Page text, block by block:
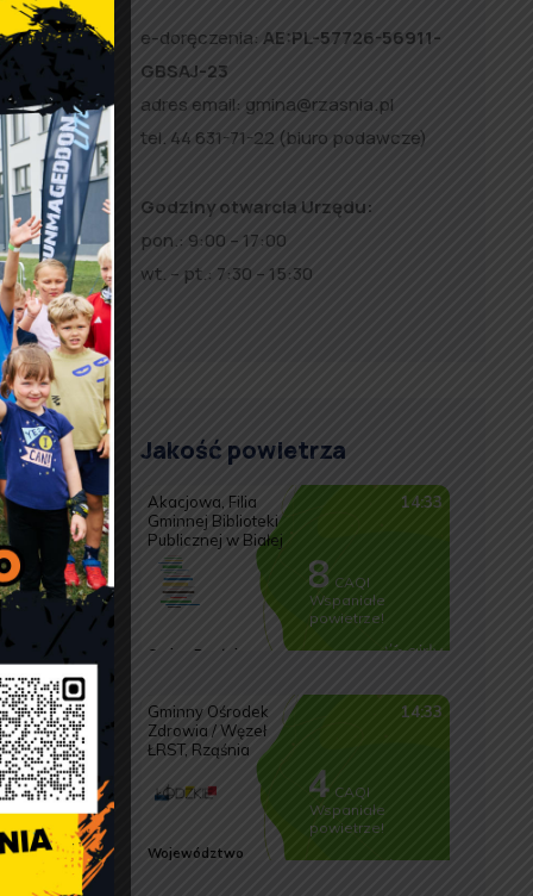
są
e-doręczenia: AE:PL-57726-56911-
GBSAJ-23
adres email: gmina@rzasnia.pl
tel. 44 631-71-22 (biuro podawcze)
Godziny otwarcia Urzędu:
pon.: 9:00 – 17:00
wt. – pt.: 7:30 – 15:30
Jakość powietrza